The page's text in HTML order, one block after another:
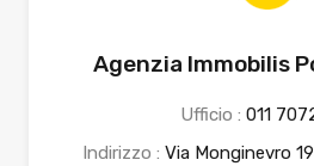
Agenzia Immobilis
Ufficio : 011
Indirizzo : Via Monginevro